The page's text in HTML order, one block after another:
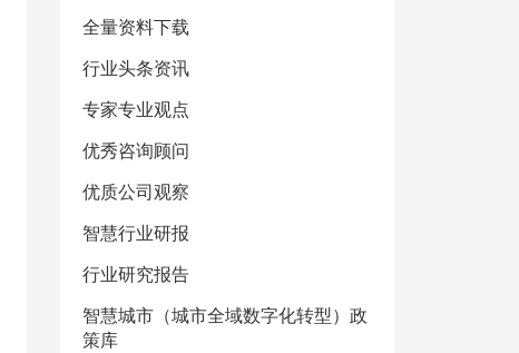
全量资料下载
行业头条资讯
专家专业观点
优秀咨询顾问
优质公司观察
智慧行业研报
行业研究报告
智慧城市（城市全域数字化转型）政
策库